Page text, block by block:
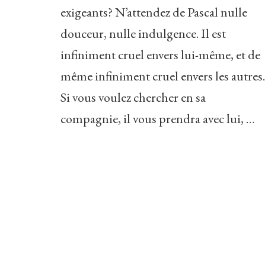
exigeants? N’attendez de Pascal nulle
douceur, nulle indulgence. Il est
infiniment cruel envers lui-même, et de
même infiniment cruel envers les autres.
Si vous voulez chercher en sa
compagnie, il vous prendra avec lui, …